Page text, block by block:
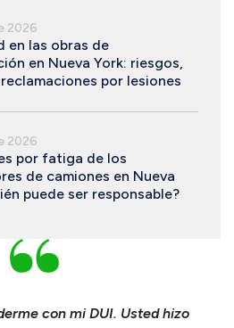
2026
en las obras de
en Nueva York: riesgos,
por lesiones
2026
por fatiga de los
de camiones en Nueva
puede ser responsable?
con mi DUI. Usted hizo